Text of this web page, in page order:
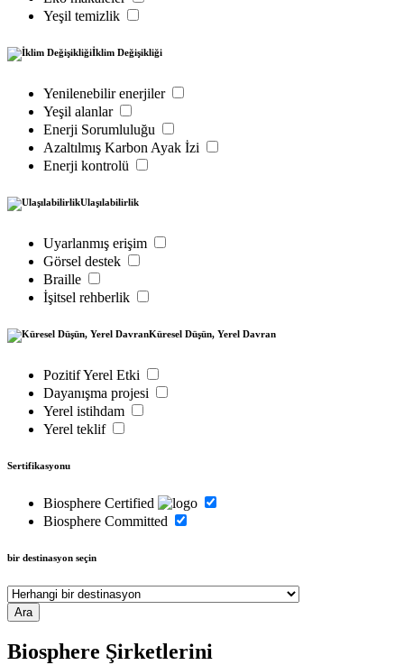
Yeşil temizlik
İklim Değişikliği
Yenilenebilir enerjiler
Yeşil alanlar
Enerji Sorumluluğu
Azaltılmış Karbon Ayak İzi
Enerji kontrolü
Ulaşılabilirlik
Uyarlanmış erişim
Görsel destek
Braille
İşitsel rehberlik
Küresel Düşün, Yerel Davran
Pozitif Yerel Etki
Dayanışma projesi
Yerel istihdam
Yerel teklif
Sertifikasyonu
Biosphere Certified
Biosphere Committed
bir destinasyon seçin
Biosphere Şirketlerini